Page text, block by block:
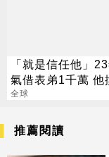
「就是信任他」
氣借表弟1千萬 他
1930億身家
全球
推薦閱讀